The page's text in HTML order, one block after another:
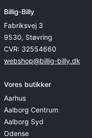
Billig-Billy
Fabriksvej 3
9530, Støvring
CVR: 32554660
webshop@billig-billy.dk
Vores butikker
Aarhus
Aalborg Centrum
Aalborg Syd
Odense